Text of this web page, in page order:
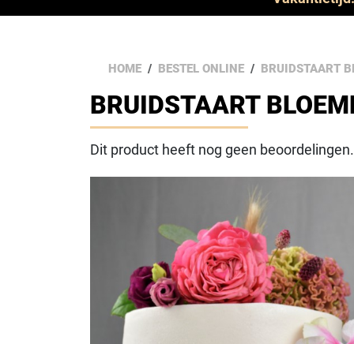
HOME BESTEL ONLINE BRUIDSTAART
BRUIDSTAART
Dit product heeft nog geen beoordelingen.